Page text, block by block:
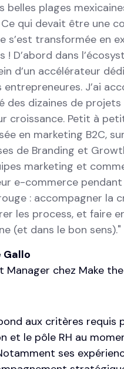
belles plages
qui devait être une
s’est transformée en
! D’abord dans
d’un accélérateur
entrepreneures. J’ai
des dizaines de
croissance. Petit à
en marketing B2C,
de Branding et
marketing et
e-commerce
: accompagner la
les process, et faire
(et dans le bon sens)."
Gallo
Manager chez Make
aux critères requis
et le pôle RH au
ses